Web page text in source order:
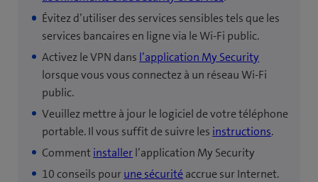
Évitez d’utiliser des services sensibles tels que les
services bancaires en ligne via le Wi-Fi public.
Activez le VPN dans l’application My Security
lorsque vous vous connectez à un réseau Wi-Fi
public.
Veuillez mettre à jour le logiciel de votre téléphone
portable. Il vous suffit de suivre les instructions.
Commentinstallerl’application My Security
10 conseils pourune sécuritéaccrue sur Internet.